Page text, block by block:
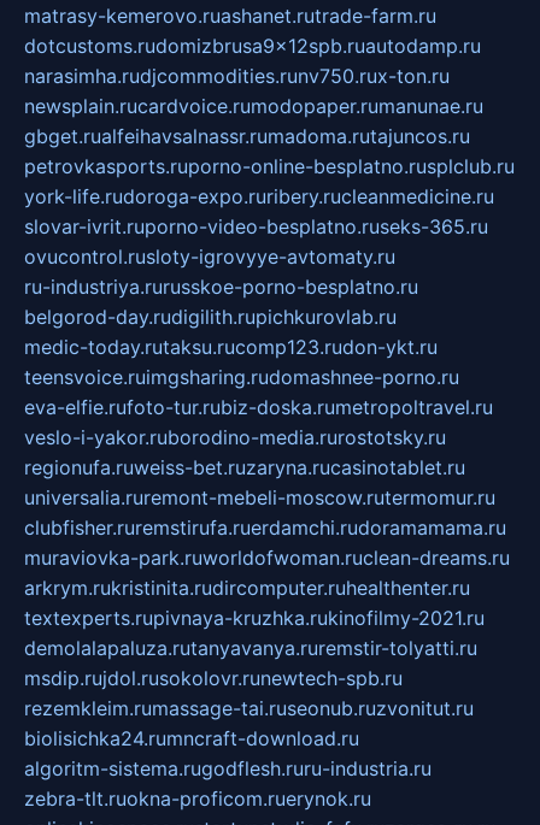
matrasy-kemerovo.ruashanet.rutrade-farm.ru
dotcustoms.rudomizbrusa9x12spb.ruautodamp.ru
narasimha.rudjcommodities.runv750.rux-ton.ru
newsplain.rucardvoice.rumodopaper.rumanunae.ru
gbget.rualfeihavsalnassr.rumadoma.rutajuncos.ru
petrovkasports.ruporno-online-besplatno.rusplclub.ru
york-life.rudoroga-expo.ruribery.rucleanmedicine.ru
slovar-ivrit.ruporno-video-besplatno.ruseks-365.ru
ovucontrol.rusloty-igrovyye-avtomaty.ru
ru-industriya.rurusskoe-porno-besplatno.ru
belgorod-day.rudigilith.rupichkurovlab.ru
medic-today.rutaksu.rucomp123.rudon-ykt.ru
teensvoice.ruimgsharing.rudomashnee-porno.ru
eva-elfie.rufoto-tur.rubiz-doska.rumetropoltravel.ru
veslo-i-yakor.ruborodino-media.rurostotsky.ru
regionufa.ruweiss-bet.ruzaryna.rucasinotablet.ru
universalia.ruremont-mebeli-moscow.rutermomur.ru
clubfisher.ruremstirufa.ruerdamchi.rudoramamama.ru
muraviovka-park.ruworldofwoman.ruclean-dreams.ru
arkrym.rukristinita.rudircomputer.ruhealthenter.ru
textexperts.rupivnaya-kruzhka.rukinofilmy-2021.ru
demolalapaluza.rutanyavanya.ruremstir-tolyatti.ru
msdip.rujdol.rusokolovr.runewtech-spb.ru
rezemkleim.rumassage-tai.ruseonub.ruzvonitut.ru
biolisichka24.rumncraft-download.ru
algoritm-sistema.rugodflesh.ruru-industria.ru
zebra-tlt.ruokna-proficom.ruerynok.ru